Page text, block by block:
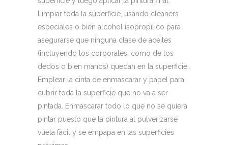
Limpiar toda la superficie, usando cleaners
especiales o bien alcohol isopropilico para
asegurarse que ninguna clase de aceites
(incluyendo los corporales, como de los
dedos o bien manos) quedan en la superficie.
Emplear la cinta de enmascarar y papel para
cubrir toda la superficie que no va a ser
pintada. Enmascarar todo lo que no se quiera
pintar puesto que la pintura al pulverizarse
vuela fácil y se empapa en las superficies